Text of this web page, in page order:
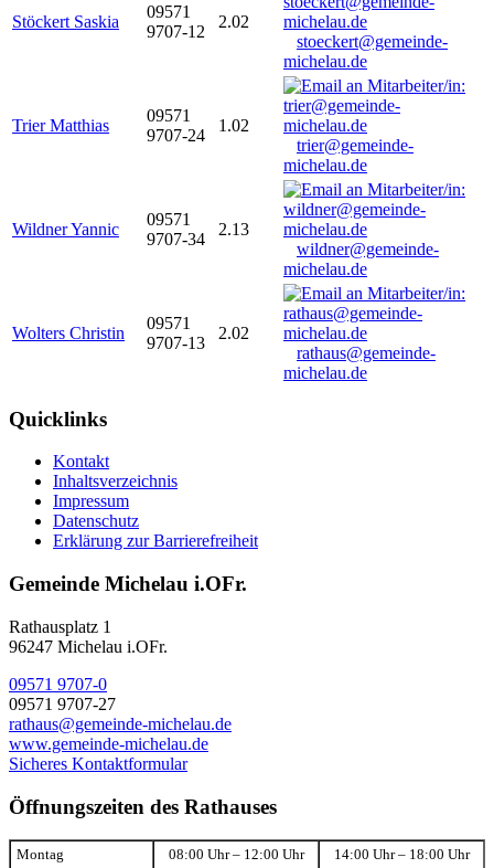
Stöckert Saskia
09571
9707-12
2.02
stoeckert@gemeinde-
michelau.de
Trier Matthias
09571
9707-24
1.02
trier@gemeinde-
michelau.de
Wildner Yannic
09571
9707-34
2.13
wildner@gemeinde-
michelau.de
Wolters Christin
09571
9707-13
2.02
rathaus@gemeinde-
michelau.de
Quicklinks
Kontakt
Inhaltsverzeichnis
Impressum
Datenschutz
Erklärung zur Barrierefreiheit
Gemeinde Michelau i.OFr.
Rathausplatz 1
96247 Michelau i.OFr.
09571 9707-0
09571 9707-27
rathaus@gemeinde-michelau.de
www.gemeinde-michelau.de
Sicheres Kontaktformular
Öffnungszeiten des Rathauses
Montag 08:00 Uhr – 12:00 Uhr 14:00 Uhr – 18:00 Uhr